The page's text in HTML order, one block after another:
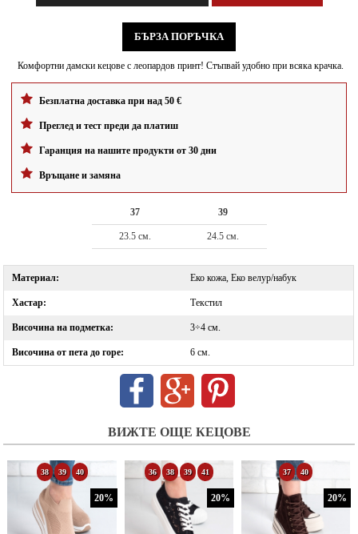
БЪРЗА ПОРЪЧКА
Комфортни дамски кецове с леопардов принт! Стъпвай удобно при всяка крачка.
Безплатна доставка при над 50 €
Преглед и тест преди да платиш
Гаранция на нашите продукти от 30 дни
Връщане и замяна
37 39
23.5 см. 24.5 см.
Материал: Еко кожа, Еко велур/набук
Хастар: Текстил
Височина на подметка: 3÷4 см.
Височина от пета до горе: 6 см.
ВИЖТЕ ОЩЕ КЕЦОВЕ
20%
38 39 40
20%
36 38 39 41
20%
37 40